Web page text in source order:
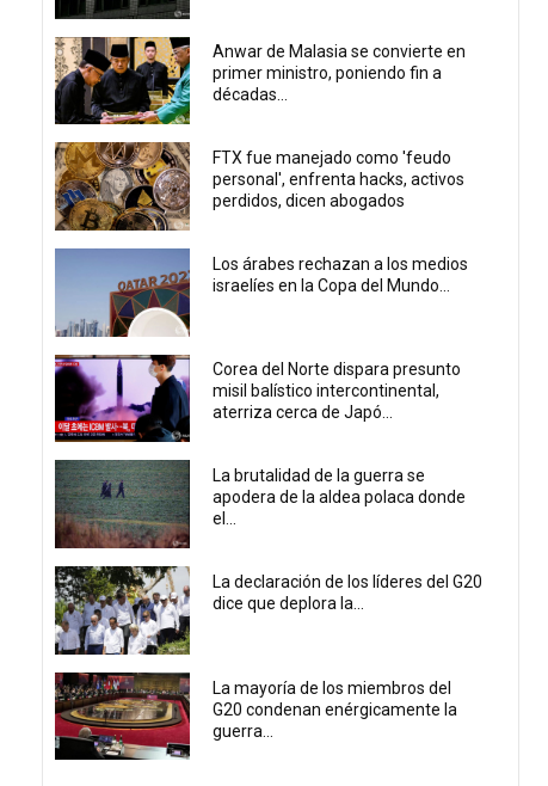
Anwar de Malasia se convierte en
primer ministro, poniendo fin a
décadas...
FTX fue manejado como 'feudo
personal', enfrenta hacks, activos
perdidos, dicen abogados
Los árabes rechazan a los medios
israelíes en la Copa del Mundo...
Corea del Norte dispara presunto
misil balístico intercontinental,
aterriza cerca de Japó...
La brutalidad de la guerra se
apodera de la aldea polaca donde
el...
La declaración de los líderes del G20
dice que deplora la...
La mayoría de los miembros del
G20 condenan enérgicamente la
guerra...